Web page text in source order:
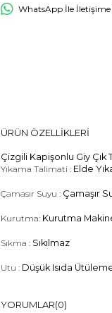
WhatsApp İle İletişime
ÜRÜN ÖZELLIKLERI
Çizgili Kapişonlu Giy Çık
Yıkama Talimati : Elde
Çamasır Suyu : Çamaşır
Kurutma: Kurutma
Sıkma : Sıkılmaz
Utu : Düşük Isıda
Kuru
YORUMLAR(0)